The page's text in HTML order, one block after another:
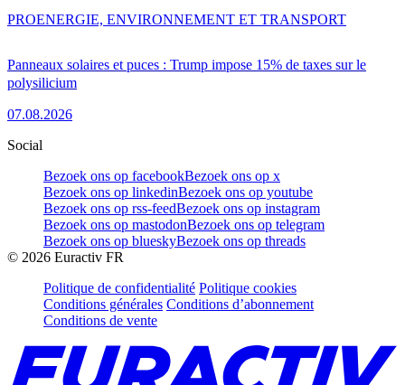
Panneaux solaires et puces : Trump impose 15% de taxes sur le
polysilicium
07.08.2026
PROENERGIE, ENVIRONNEMENT ET TRANSPORT
Social
Bezoek ons op facebookBezoek ons op x
Bezoek ons op linkedinBezoek ons op youtube
Bezoek ons op rss-feedBezoek ons op instagram
Bezoek ons op mastodonBezoek ons op telegram
Bezoek ons op blueskyBezoek ons op threads
© 2026 Euractiv FR
Politique de confidentialité Politique cookies
Conditions générales Conditions d’abonnement
Conditions de vente